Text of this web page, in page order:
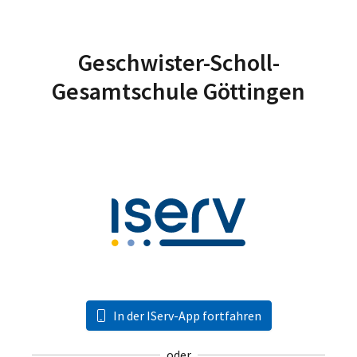
Geschwister-Scholl-
Gesamtschule Göttingen
In der IServ-App fortfahren